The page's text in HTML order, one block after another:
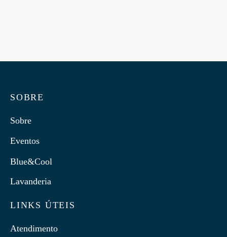
SOBRE
Sobre
Eventos
Blue&Cool
Lavanderia
LINKS ÚTEIS
Atendimento